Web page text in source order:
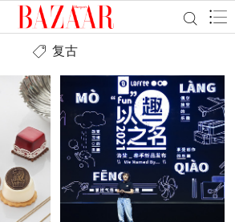
复古